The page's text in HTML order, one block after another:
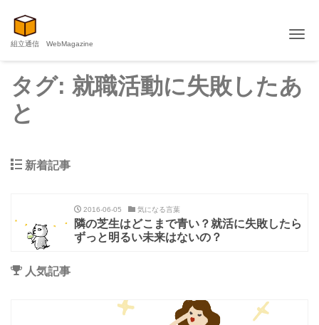
組立通信 WebMagazine
タグ: 就職活動に失敗したあ
と
新着記事
2016-06-05 気になる言葉
隣の芝生はどこまで青い？就活に失敗したら
ずっと明るい未来はないの？
人気記事